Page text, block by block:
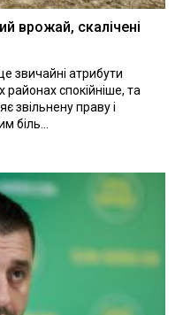
врожай, скалічені
звичайні атрибути
спокійніше, та
звільнену праву і
біль...